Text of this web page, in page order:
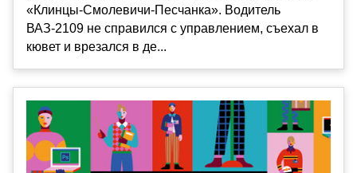
«Клинцы-Смолевичи-Песчанка». Водитель
ВАЗ-2109 не справился с управлением, съехал в
кювет и врезался в де...